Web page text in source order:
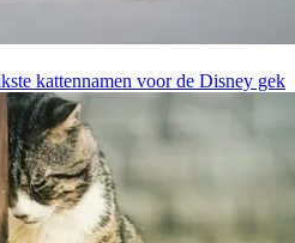
kattennamen voor de Disney gek